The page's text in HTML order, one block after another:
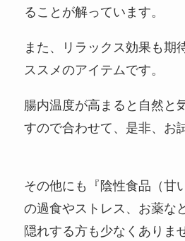
ることが解っています。
また、リラックス効果も期
ススメのアイテムです。
腸内温度が高まると自然と
すので合わせて、是非、お
その他にも『陰性食品（甘
の過食やストレス、お薬な
隠れする方も少なくありま